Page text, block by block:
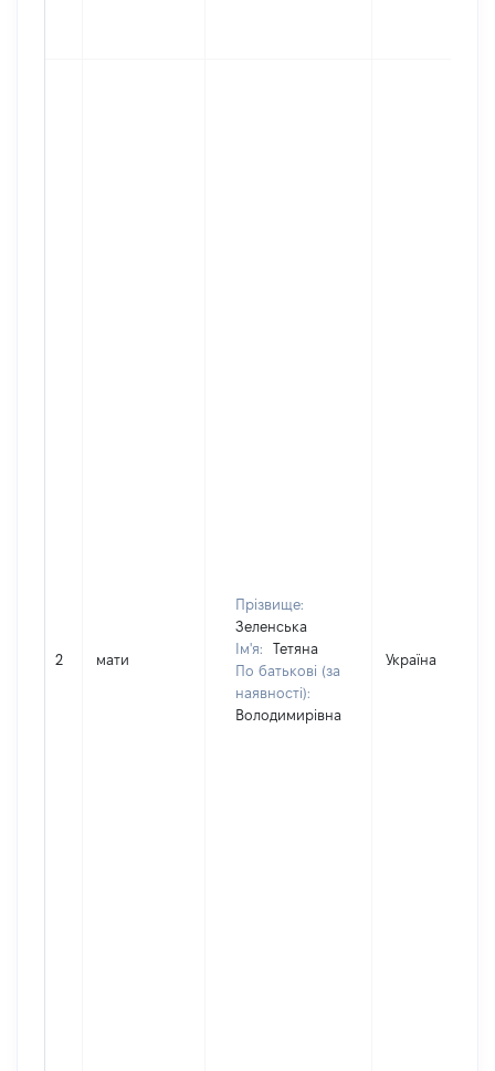
2 мати
Прізвище:
Зеленська
Ім'я:
Тетяна
По батькові (за
наявності):
Володимирівна
Україна